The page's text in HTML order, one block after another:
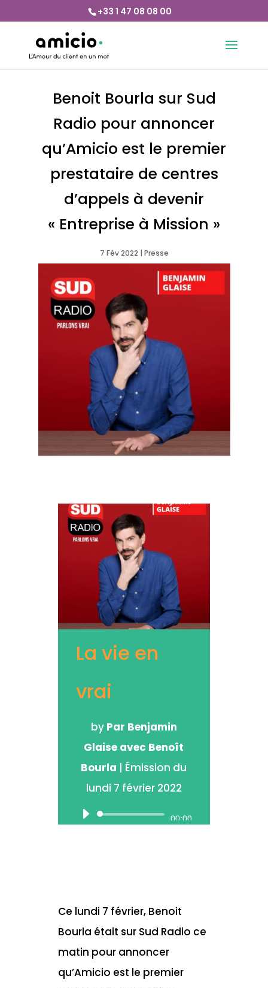
+33 1 47 08 08 00
Benoit Bourla sur Sud
Radio pour annoncer
qu’Amicio est le premier
prestataire de centres
d’appels à devenir
« Entreprise à Mission »
7 Fév 2022 | Presse
La vie en
vrai
by Par Benjamin
Glaise avec Benoît
Bourla | Émission du
lundi 7 février 2022
Lecteur00:00
Ce lundi 7 février, Benoit
Bourla était sur Sud Radio ce
matin pour annoncer
qu’Amicio est le premier